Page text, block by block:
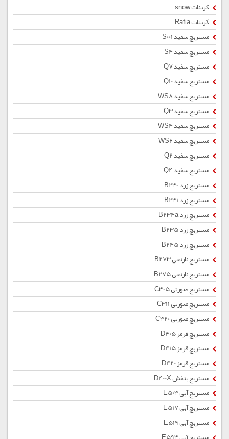
کربنات snow
کربنات Rafia
مستربچ سفید S001
مستربچ سفید S4
مستربچ سفید Q7
مستربچ سفید Q10
مستربچ سفید WS8
مستربچ سفید Q3
مستربچ سفید WS4
مستربچ سفید WS6
مستربچ سفید Q2
مستربچ سفید Q4
مستربچ زرد B230
مستربچ زرد B231
مستربچ زرد B234a
مستربچ زرد B235
مستربچ زرد B245
مستربچ نارنجی B273
مستربچ نارنجی B275
مستربچ صورتی C305
مستربچ صورتی C311
مستربچ صورتی C320
مستربچ قرمز D405
مستربچ قرمز D415
مستربچ قرمز D420
مستربچ بنفش D400X
مستربچ آبی E503
مستربچ آبی E517
مستربچ آبی E519